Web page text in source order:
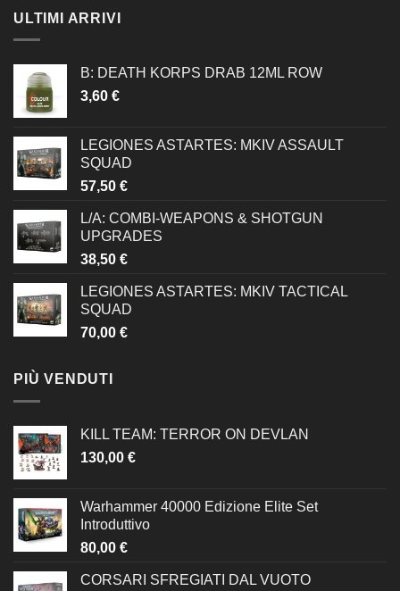
ULTIMI ARRIVI
B: DEATH KORPS DRAB 12ML ROW
3,60 €
LEGIONES ASTARTES: MKIV ASSAULT
SQUAD
57,50 €
L/A: COMBI-WEAPONS & SHOTGUN
UPGRADES
38,50 €
LEGIONES ASTARTES: MKIV TACTICAL
SQUAD
70,00 €
PIÙ VENDUTI
KILL TEAM: TERROR ON DEVLAN
130,00 €
Warhammer 40000 Edizione Elite Set
Introduttivo
80,00 €
CORSARI SFREGIATI DAL VUOTO